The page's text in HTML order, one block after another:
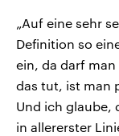
„Auf eine sehr
Definition so
ein, da darf
das tut, ist man
Und ich glaube,
in allererster